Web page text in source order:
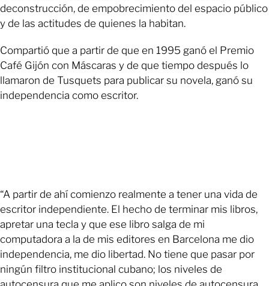
deconstrucción, de empobrecimiento del espacio público
y de las actitudes de quienes la habitan.
Compartió que a partir de que en 1995 ganó el Premio
Café Gijón con Máscaras y de que tiempo después lo
llamaron de Tusquets para publicar su novela, ganó su
independencia como escritor.
“A partir de ahí comienzo realmente a tener una vida de
escritor independiente. El hecho de terminar mis libros,
apretar una tecla y que ese libro salga de mi
computadora a la de mis editores en Barcelona me dio
independencia, me dio libertad. No tiene que pasar por
ningún filtro institucional cubano; los niveles de